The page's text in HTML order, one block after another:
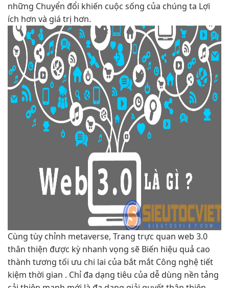
những Chuyển đổi khiến cuộc sống của chúng ta Lợi
ích hơn và giá trị hơn.
Cùng tùy chỉnh metaverse, Trang trực quan web 3.0
thân thiện được kỳ nhanh vọng sẽ Biến hiệu quả cao
thành tương tối ưu chi lai của bắt mắt Công nghệtiết
kiệm thời gian . Chỉ đa dạng tiêu của dễ dùng nền tảng